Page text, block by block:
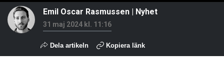
Emil Oscar Rasmussen | Nyhet
31 maj 2024 kl. 11:16
Dela artikeln Kopiera länk